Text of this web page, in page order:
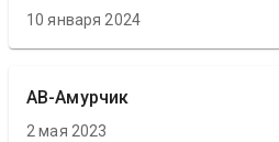
10 января 2024
АВ-Амурчик
2 мая 2023